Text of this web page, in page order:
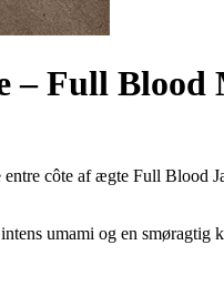
– Full Blood
côte af ægte Full
umami og en